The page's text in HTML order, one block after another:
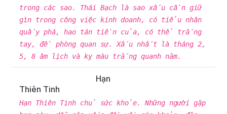
trong các sao. Thái Bạch là sao xấu cần giữ
gìn trong công việc kinh doanh, có tiểu nhân
quấy phá, hao tán tiền của, có thể trắng
tay, đề phòng quan sự. Xấu nhất là tháng 2,
5, 8 âm lịch và kỵ màu trắng quanh năm.
Hạn
Thiên Tinh
Hạn Thiên Tinh chủ sức khỏe. Những người gặp